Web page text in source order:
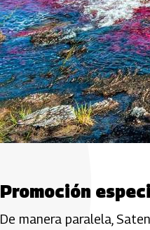
Promoción
De manera paralela,